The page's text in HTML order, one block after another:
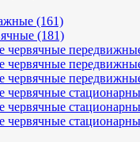
(161)
(181)
червячные
червячные
червячные
червячные
червячные
червячные